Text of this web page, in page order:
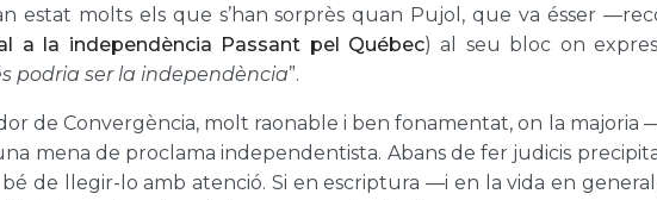
estat molts els que s’han sorprès quan Pujol, que va ésser
a la independència Passant pel Québec) al seu bloc on
podria ser la independència”.
de Convergència, molt raonable i ben fonamentat, on la
mena de proclama independentista. Abans de fer judicis
de llegir-lo amb atenció. Si en escriptura —i en la vida en